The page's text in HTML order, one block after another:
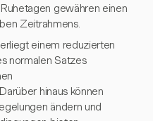
gewähren einen
Zeitrahmens.
einem reduzierten
normalen Satzes
hinaus können
ändern und